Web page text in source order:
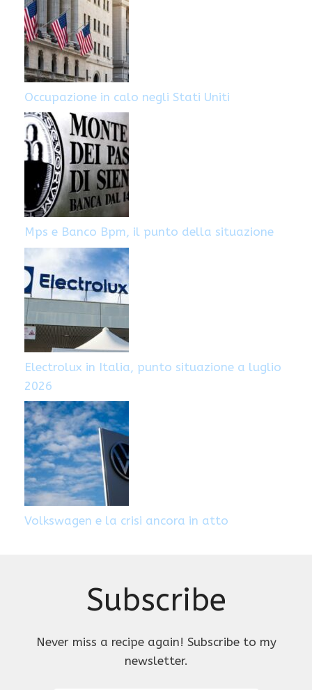
Occupazione in calo negli Stati Uniti
Mps e Banco Bpm, il punto della situazione
Electrolux in Italia, punto situazione a luglio
2026
Volkswagen e la crisi ancora in atto
Subscribe
Never miss a recipe again! Subscribe to my
newsletter.